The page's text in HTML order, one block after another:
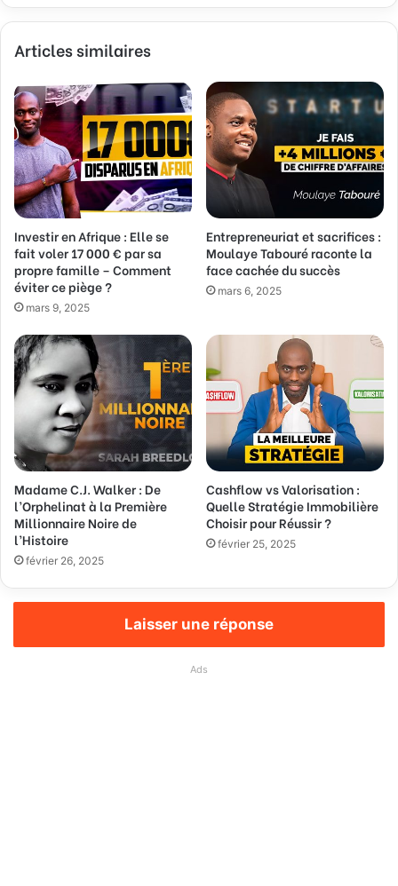
z
o
r
e
a
d
r
e
s
s
e
E
m
a
i
Articles similaires
Investir en Afrique : Elle se
fait voler 17 000 € par sa
propre famille – Comment
éviter ce piège ?
mars 9, 2025
Entrepreneuriat et sacrifices :
Moulaye Tabouré raconte la
face cachée du succès
mars 6, 2025
Madame C.J. Walker : De
l’Orphelinat à la Première
Millionnaire Noire de
l’Histoire
février 26, 2025
Cashflow vs Valorisation :
Quelle Stratégie Immobilière
Choisir pour Réussir ?
février 25, 2025
Laisser une réponse
Ads